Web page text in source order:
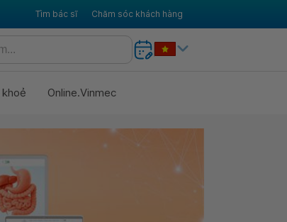
Tìm bác sĩ Chăm sóc khách hàng
Online.Vinmec